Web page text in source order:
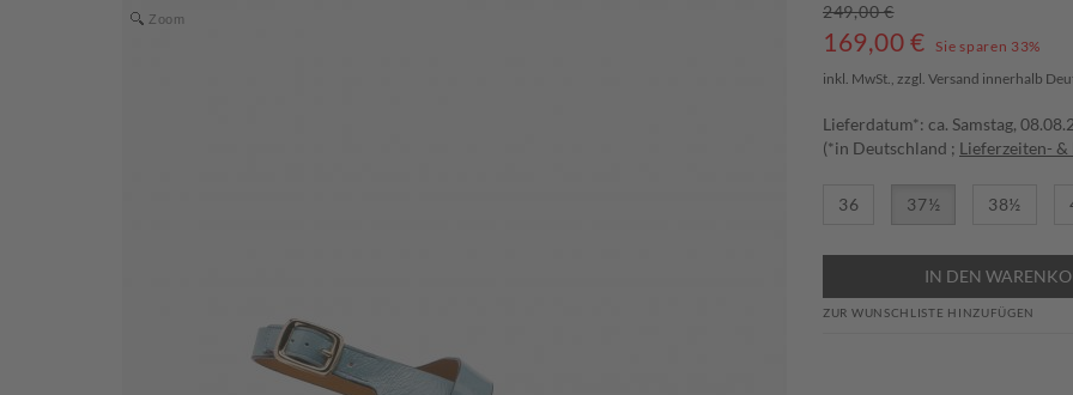
Zoom 249,00 €
169,00 €
Sie sparen 33%
inkl. MwSt., zzgl. Versand innerhalb
Lieferdatum*: ca. Samstag,
(*in Deutschland ; Lieferzeiten- &
36 37½ 38½
IN DEN
ZUR WUNSCHLISTE HINZUFÜGEN